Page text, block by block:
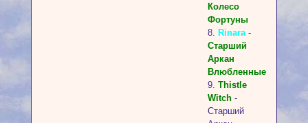
Колесо
Фортуны
8. Rinara-
Cтарший
Аркан
Влюбленные
9. Thistle
Witch-
Старший